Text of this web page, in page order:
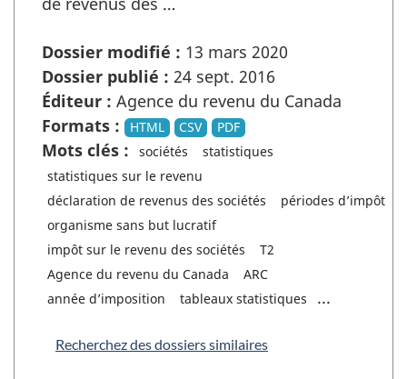
Dossier modifié : 13 mars 2020
Dossier publié : 24 sept. 2016
Éditeur : Agence du revenu du Canada
Formats :
HTML CSV PDF
Mots clés : sociétés
statistiques
statistiques sur le revenu
déclaration de revenus des sociétés
périodes d’impôt
organisme sans but lucratif
impôt sur le revenu des sociétés
T2
Agence du revenu du Canada
ARC
année d’imposition
tableaux statistiques ...
Recherchez des dossiers similaires